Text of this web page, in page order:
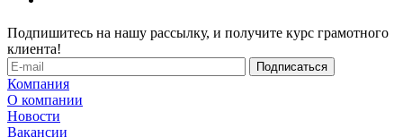
Подпишитесь на нашу рассылку, и получите курс грамотного
клиента!
Компания
О компании
Новости
Вакансии